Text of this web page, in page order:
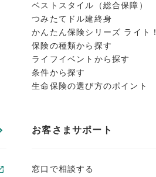
ベストスタイル（総合保障）
つみたてドル建終身
かんたん保険シリーズ ライト！
保険の種類から探す
ライフイベントから探す
条件から探す
生命保険の選び方のポイント
お客さまサポート
窓口で相談する